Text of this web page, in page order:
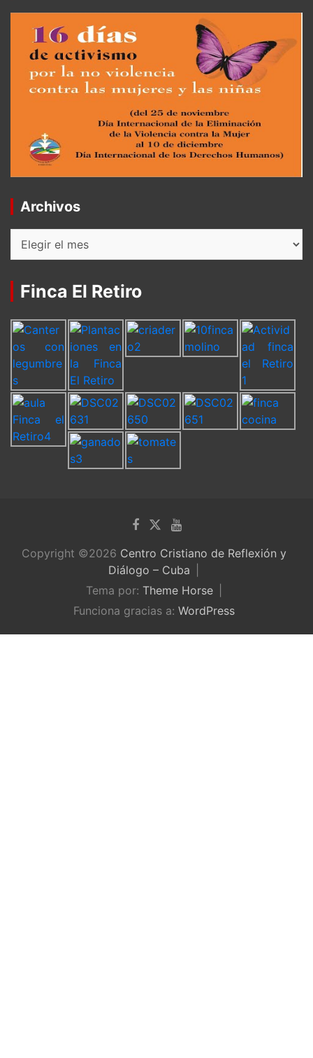
Archivos
Archivos
Finca El Retiro
Copyright ©2026 Centro Cristiano de Reflexión y
Diálogo – Cuba
Tema por: Theme Horse
Funciona gracias a: WordPress